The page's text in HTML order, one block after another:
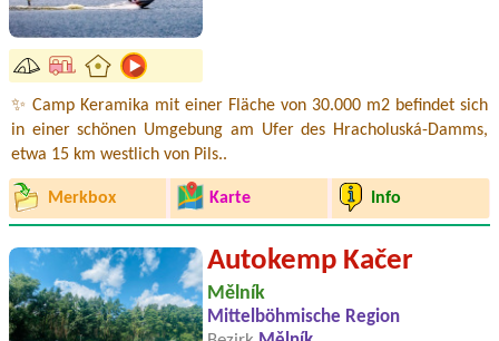
✨ Camp Keramika mit einer Fläche von 30.000 m2 befindet sich
in einer schönen Umgebung am Ufer des Hracholuská-Damms,
etwa 15 km westlich von Pils..
Merkbox Karte Info
Autokemp Kačer
Mělník
Mittelböhmische Region